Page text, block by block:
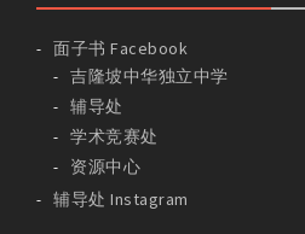
面子书 Facebook
吉隆坡中华独立中学
辅导处
学术竞赛处
资源中心
辅导处 Instagram